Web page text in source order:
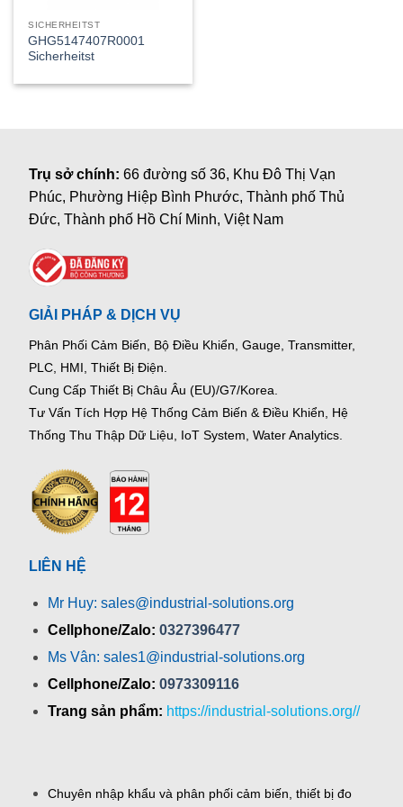
SICHERHEITST
GHG5147407R0001
Sicherheitst
Trụ sở chính:66 đường số 36, Khu Đô Thị Vạn
Phúc, Phường Hiệp Bình Phước, Thành phố Thủ
Đức, Thành phố Hồ Chí Minh, Việt Nam
GIẢI PHÁP & DỊCH VỤ
Phân Phối Cảm Biến, Bộ Điều Khiển, Gauge, Transmitter,
PLC, HMI, Thiết Bị Điện.
Cung Cấp Thiết Bị Châu Âu (EU)/G7/Korea.
Tư Vấn Tích Hợp Hệ Thống Cảm Biến & Điều Khiển, Hệ
Thống Thu Thập Dữ Liệu, IoT System, Water Analytics.
LIÊN HỆ
Mr Huy: sales@industrial-solutions.org
Cellphone/Zalo: 0327396477
Ms Vân: sales1@industrial-solutions.org
Cellphone/Zalo: 0973309116
Trang sản phẩm: https://industrial-solutions.org//
Chuyên nhập khẩu và phân phối cảm biến, thiết bị đo